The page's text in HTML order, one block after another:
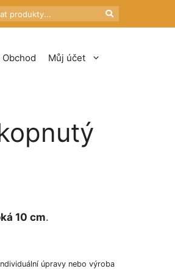
Obchod Můj účet
10 cm.
úpravy nebo výroba